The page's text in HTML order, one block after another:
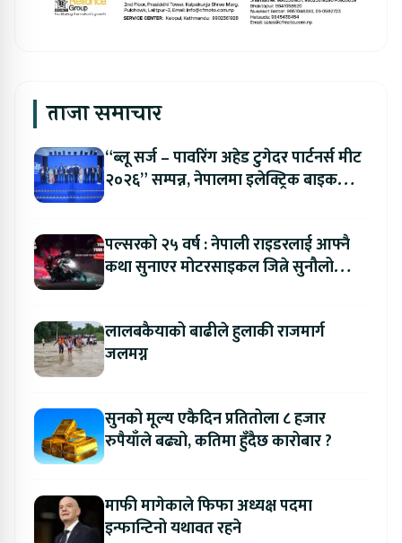
ताजा समाचार
“ब्लू सर्ज – पावरिंग अहेड टुगेदर पार्टनर्स मीट
२०२६” सम्पन्न, नेपालमा इलेक्ट्रिक बाइक
पल्सरको २५ वर्ष : नेपाली राइडरलाई आफ्नै
कथा सुनाएर मोटरसाइकल जित्ने सुनौलो
लालबकैयाको बाढीले हुलाकी राजमार्ग
जलमग्न
सुनको मूल्य एकैदिन प्रतितोला ८ हजार
रुपैयाँले बढ्यो, कतिमा हुँदैछ कारोबार ?
माफी मागेकाले फिफा अध्यक्ष पदमा
इन्फान्टिनो यथावत रहने